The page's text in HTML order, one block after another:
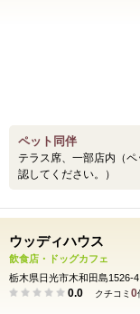
ペット同伴
テラス席、一部店内（
認してください。）
ウッディハウス
飲食店・ドッグカフェ
栃木県日光市木和田島1526-4
0.0 クチコミ 0